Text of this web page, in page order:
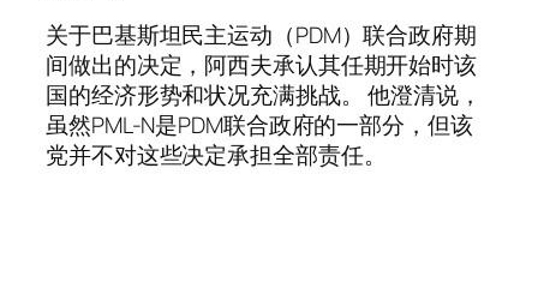
关于巴基斯坦民主运动（PDM）联合政府期
间做出的决定，阿西夫承认其任期开始时该
国的经济形势和状况充满挑战。 他澄清说，
虽然PML-N是PDM联合政府的一部分，但该
党并不对这些决定承担全部责任。